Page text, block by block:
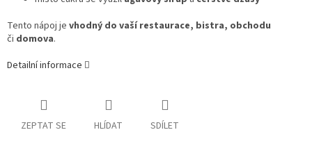
Tento nápoj je vhodný do vaší restaurace, bistra, obchodu
či domova.
Detailní informace
ZEPTAT SE HLÍDAT SDÍLET